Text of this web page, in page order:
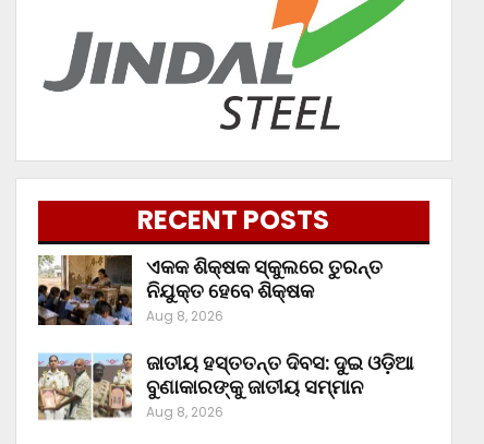
RECENT POSTS
ଏକକ ଶିକ୍ଷକ ସ୍କୁଲରେ ତୁରନ୍ତ
ନିଯୁକ୍ତ ହେବେ ଶିକ୍ଷକ
Aug 8, 2026
ଜାତୀୟ ହସ୍ତତନ୍ତ ଦିବସ: ଦୁଇ ଓଡ଼ିଆ
ବୁଣାକାରଙ୍କୁ ଜାତୀୟ ସମ୍ମାନ
Aug 8, 2026